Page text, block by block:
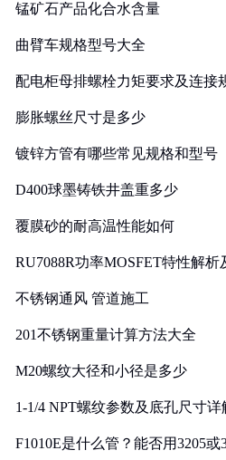
锰矿石产品化合水含量
曲臂车规格型号大全
配电柜母排螺栓力矩要求及连接
膨胀螺丝尺寸是多少
镀锌方管有哪些常见规格和型号
D400球墨铸铁井盖重多少
覆膜砂的耐高温性能如何
RU7088R功率MOSFET特性解
不锈钢通风 管道施工
201不锈钢重量计算方法大全
M20螺纹大径和小径是多少
1-1/4 NPT螺纹参数及底孔尺寸详
F1010E是什么管？能否用3205或